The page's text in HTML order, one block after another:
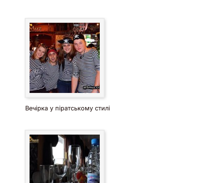
Вечірка у піратському стилі